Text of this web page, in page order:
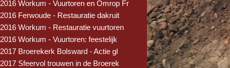
2016 Workum - Vuurtoren en Omrop Fr
2016 Ferwoude - Restauratie dakruit
2016 Workum - Restauratie vuurtoren
2016 Workum - Vuurtoren: feestelijk
2017 Broerekerk Bolsward - Actie gl
2017 Sfeervol trouwen in de Broerek